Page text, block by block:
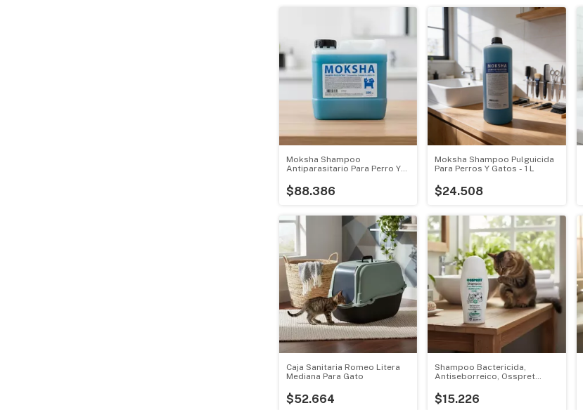
Moksha Shampoo
Antiparasitario Para Perro Y
$88.386
Moksha Shampoo Pulguicida
Para Perros Y Gatos - 1 L
$24.508
Caja Sanitaria Romeo Litera
Mediana Para Gato
$52.664
Shampoo Bactericida,
Antiseborreico, Osspret
$15.226